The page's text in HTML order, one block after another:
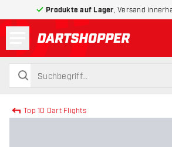
Produkte auf Lager , Versand
zurück zur Startseite
suchen
suchen
Top 10 Dart Flights